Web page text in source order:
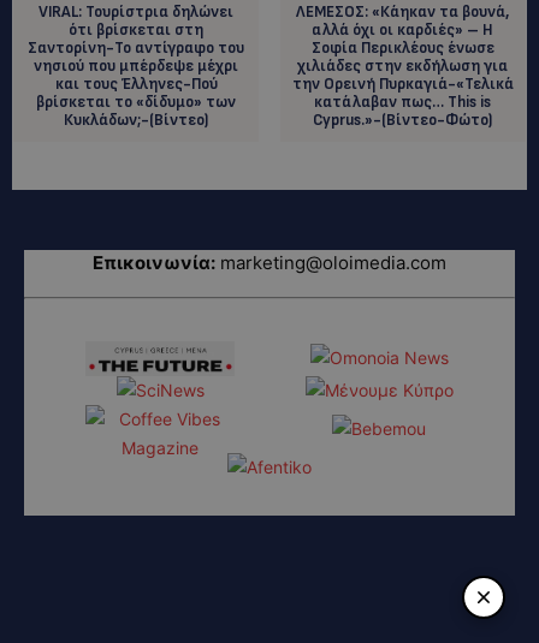
VIRAL: Τουρίστρια δηλώνει
ότι βρίσκεται στη
Σαντορίνη-Το αντίγραφο του
νησιού που μπέρδεψε μέχρι
και τους Έλληνες-Πού
βρίσκεται το «δίδυμο» των
Κυκλάδων;-(Βίντεο)
ΛΕΜΕΣΟΣ: «Κάηκαν τα βουνά,
αλλά όχι οι καρδιές» – Η
Σοφία Περικλέους ένωσε
χιλιάδες στην εκδήλωση για
την Ορεινή Πυρκαγιά-«Τελικά
κατάλαβαν πως… This is
Cyprus.»-(Βίντεο-Φώτο)
Επικοινωνία: marketing@oloimedia.com